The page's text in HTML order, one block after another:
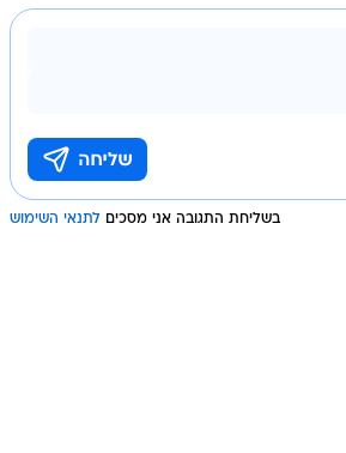
בשליחת התגובה אני מסכים לתנאי השימוש